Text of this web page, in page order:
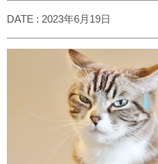
DATE : 2023年6月19日